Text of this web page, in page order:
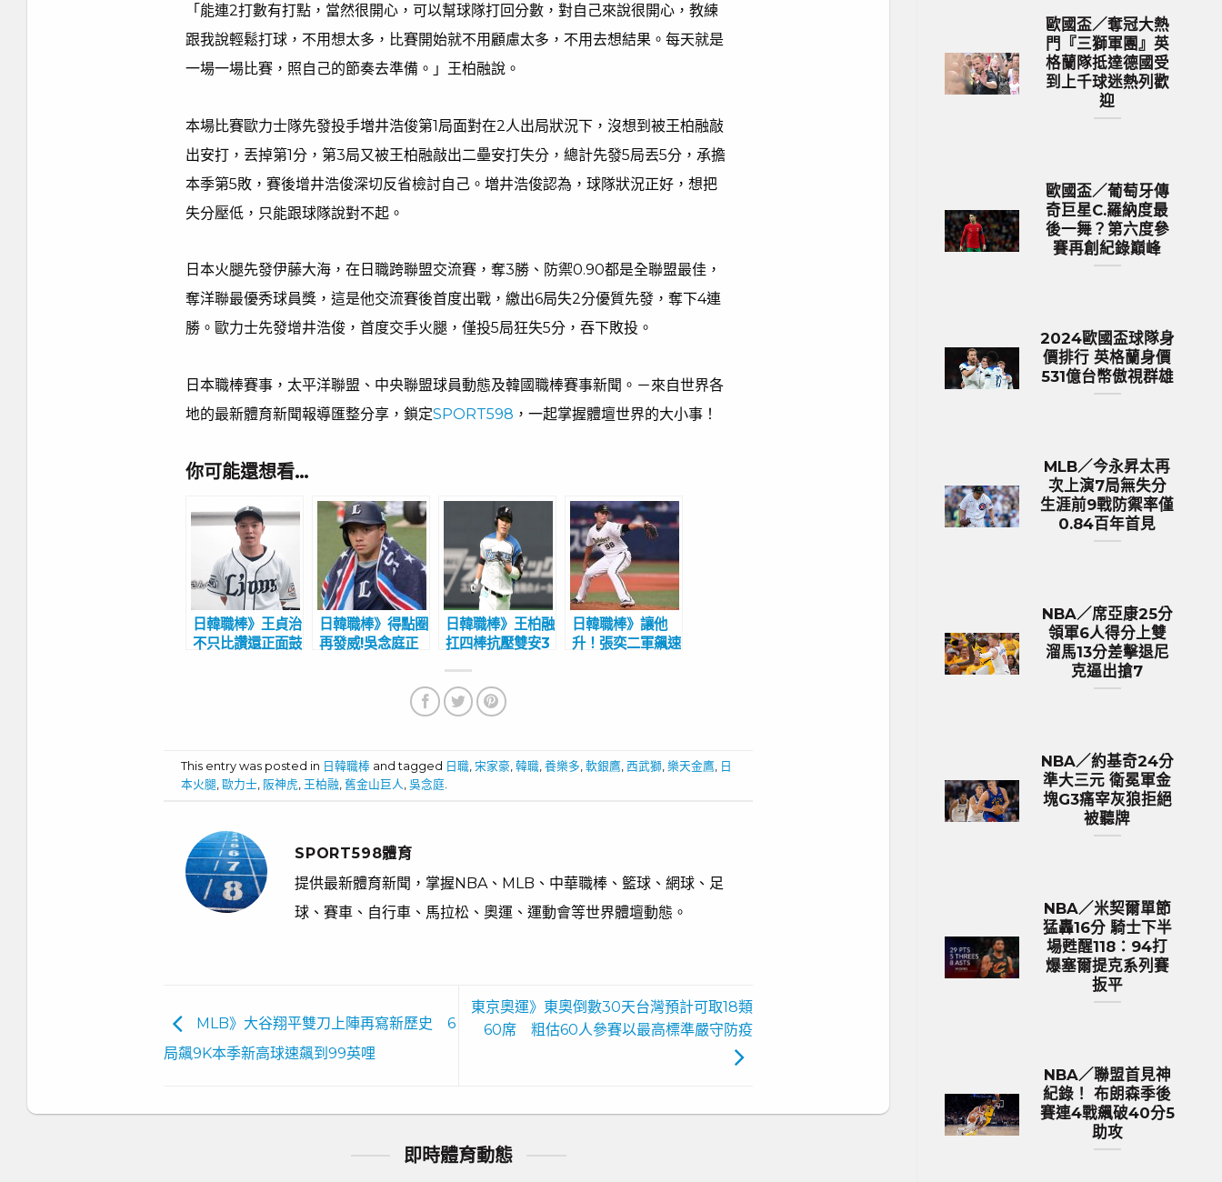
「能連2打數有打點，當然很開心，可以幫球隊打回分數，對自己來說很開心，教練
跟我說輕鬆打球，不用想太多，比賽開始就不用顧慮太多，不用去想結果。每天就是
一場一場比賽，照自己的節奏去準備。」王柏融說。
本場比賽歐力士隊先發投手増井浩俊第1局面對在2人出局狀況下，沒想到被王柏融敲
出安打，丟掉第1分，第3局又被王柏融敲出二壘安打失分，總計先發5局丟5分，承擔
本季第5敗，賽後增井浩俊深切反省檢討自己。増井浩俊認為，球隊狀況正好，想把
失分壓低，只能跟球隊說對不起。
日本火腿先發伊藤大海，在日職跨聯盟交流賽，奪3勝、防禦0.90都是全聯盟最佳，
奪洋聯最優秀球員獎，這是他交流賽後首度出戰，繳出6局失2分優質先發，奪下4連
勝。歐力士先發增井浩俊，首度交手火腿，僅投5局狂失5分，吞下敗投。
日本職棒賽事，太平洋聯盟、中央聯盟球員動態及韓國職棒賽事新聞。－來自世界各
地的最新體育新聞報導匯整分享，鎖定SPORT598 ，一起掌握體壇世界的大小事！
你可能還想看…
日韓職棒》王貞治
不只比讚還正面鼓
日韓職棒》得點圈
再發威!吳念庭正
日韓職棒》王柏融
扛四棒抗壓雙安3
日韓職棒》讓他
升！張奕二軍飆速
This entry was posted in 日韓職棒 and tagged 日職 宋家豪 ,韓職 ,養樂多 ,軟銀鷹 ,西武獅 ,樂天金鷹 日
本火腿 ,歐力士 阪神虎 王柏融 ,舊金山巨人 ,吳念庭
SPORT598體育
提供最新體育新聞，掌握NBA、MLB、中華職棒、籃球、網球、足
球、賽車、自行車、馬拉松、奧運、運動會等世界體壇動態。
MLB》大谷翔平雙刀上陣再寫新歷史 6
局飆9K本季新高球速飆到99英哩
東京奧運》東奧倒數30天台灣預計可取18類
60席 粗估60人參賽以最高標準嚴守防疫
即時體育動態
歐國盃／奪冠大熱
門『三獅軍團』英
格蘭隊抵達德國受
到上千球迷熱列歡
迎
歐國盃／葡萄牙傳
奇巨星C.羅納度最
後一舞？第六度參
賽再創紀錄巔峰
2024歐國盃球隊身
價排行 英格蘭身價
531億台幣傲視群雄
MLB／今永昇太再
次上演7局無失分
生涯前9戰防禦率僅
0.84百年首見
NBA／席亞康25分
領軍6人得分上雙
溜馬13分差擊退尼
克逼出搶7
NBA／約基奇24分
準大三元 衛冕軍金
塊G3痛宰灰狼拒絕
被聽牌
NBA／米契爾單節
猛轟16分 騎士下半
場甦醒118：94打
爆塞爾提克系列賽
扳平
NBA／聯盟首見神
紀錄！ 布朗森季後
賽連4戰飆破40分5
助攻